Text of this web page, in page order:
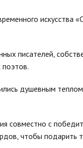
искусства
писателей,
душевным
совместно с
чтобы подарить